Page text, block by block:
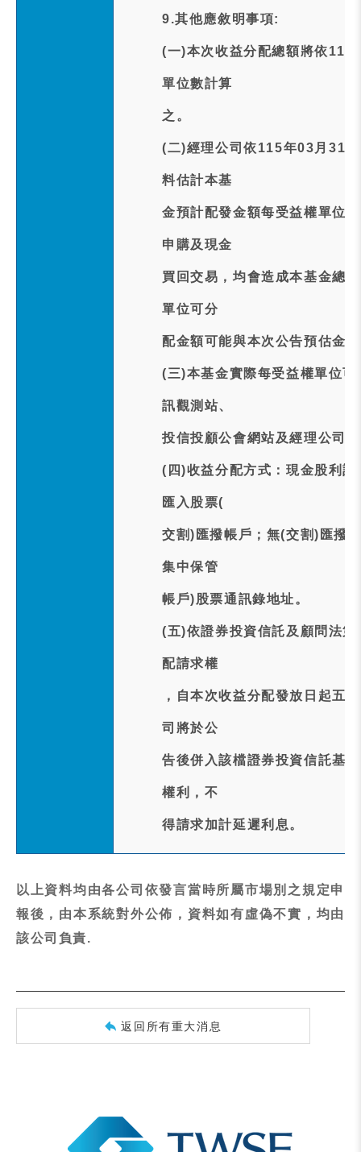
9.其他應敘明事項:
(一)本次收益分配總額將依115
單位數計算
之。
(二)經理公司依115年03月31
料估計本基
金預計配發金額每受益權單位
申購及現金
買回交易，均會造成本基金總
單位可分
配金額可能與本次公告預估金
(三)本基金實際每受益權單位
訊觀測站、
投信投顧公會網站及經理公司
(四)收益分配方式：現金股利
匯入股票(
交割)匯撥帳戶；無(交割)匯撥
集中保管
帳戶)股票通訊錄地址。
(五)依證券投資信託及顧問法
配請求權
，自本次收益分配發放日起五
司將於公
告後併入該檔證券投資信託基
權利，不
得請求加計延遲利息。
以上資料均由各公司依發言當時所屬市場別之規定申
報後，由本系統對外公佈，資料如有虛偽不實，均由
該公司負責.
返回所有重大消息